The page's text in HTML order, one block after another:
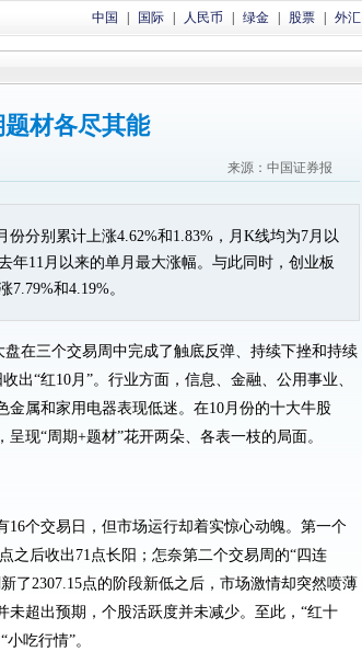
中国 国际 人民币 绿金 股票 外汇
材各尽其能
来源：中国证券报
份分别累计上涨4.62%和1.83%，月K线均为7月以
年11月以来的单月最大涨幅。与此同时，创业板
和4.19%。
在三个交易周中完成了触底反弹、持续下挫和持续
出“红10月”。行业方面，信息、金融、公用事业、
属和家用电器表现低迷。在10月份的十大牛股
现“周期+题材”花开两朵、各表一枝的局面。
16个交易日，但市场运行却着实惊心动魄。第一个
之后收出71点长阳；怎奈第二个交易周的“四连
了2307.15点的阶段新低之后，市场激情却突然喷薄
未超出预期，个股活跃度并未减少。至此，“红十
吃行情”。